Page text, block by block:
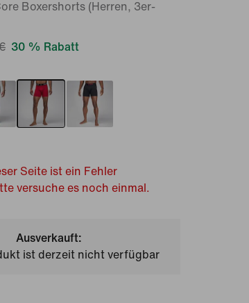
Boxershorts (Herren, 3er-
30 % Rabatt
Seite ist ein Fehler
versuche es noch einmal.
Ausverkauft:
ist derzeit nicht verfügbar